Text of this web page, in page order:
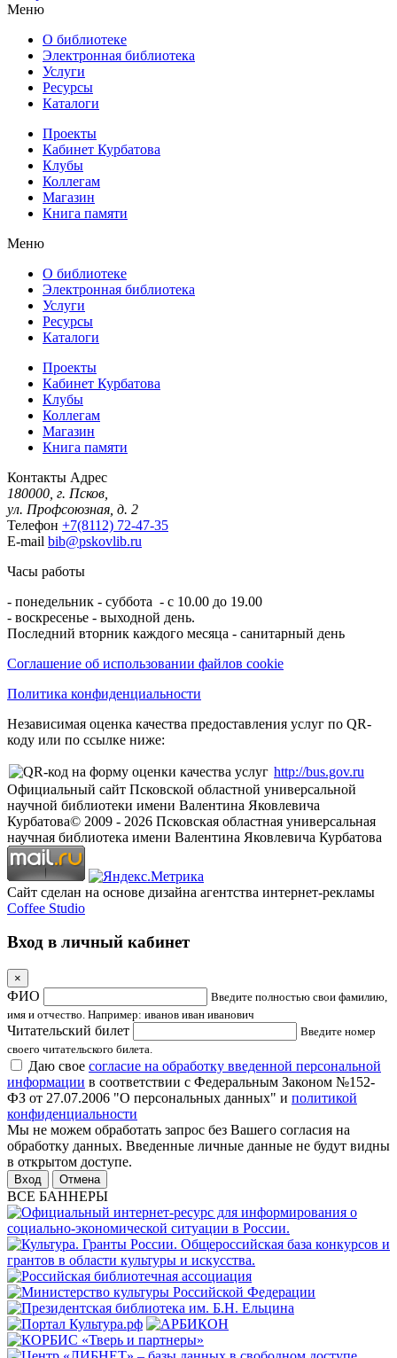
Меню
О библиотеке
Электронная библиотека
Услуги
Ресурсы
Каталоги
Проекты
Кабинет Курбатова
Клубы
Коллегам
Магазин
Книга памяти
Меню
О библиотеке
Электронная библиотека
Услуги
Ресурсы
Каталоги
Проекты
Кабинет Курбатова
Клубы
Коллегам
Магазин
Книга памяти
Контакты Адрес
180000, г. Псков,
ул. Профсоюзная, д. 2
Телефон +7(8112) 72-47-35
E-mail bib@pskovlib.ru
Часы работы
- понедельник - суббота - с 10.00 до 19.00
- воскресенье - выходной день.
Последний вторник каждого месяца - санитарный день
Соглашение об использовании файлов cookie
Политика конфиденциальности
Независимая оценка качества предоставления услуг по QR-
коду или по ссылке ниже:
http://bus.gov.ru
Официальный сайт Псковской областной универсальной
научной библиотеки имени Валентина Яковлевича
Курбатова© 2009 - 2026 Псковская областная универсальная
научная библиотека имени Валентина Яковлевича Курбатова
Сайт сделан на основе дизайна агентства интернет-рекламы
Coffee Studio
Вход в личный кабинет
×
ФИО
Введите полностью свои фамилию,
имя и отчество. Например: иванов иван иванович
Читательский билет
Введите номер
своего читательского билета.
Даю свое согласие на обработку введенной персональной
информации в соответствии с Федеральным Законом №152-
ФЗ от 27.07.2006 "О персональных данных" и политикой
конфиденциальности
Мы не можем обработать запрос без Вашего согласия на
обработку данных. Введенные личные данные не будут видны
в открытом доступе.
Отмена
ВСЕ БАННЕРЫ